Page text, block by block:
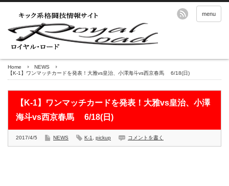
menu
Home
NEWS
【K-1】ワンマッチカードを発表！大雅vs皇治、小澤海斗vs西京春馬 6/18(日)
【K-1】ワンマッチカードを発表！大雅vs皇治、小澤
海斗vs西京春馬 6/18(日)
2017/4/5 NEWS K-1 pickup コメントを書く